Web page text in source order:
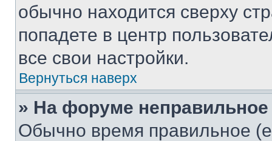
обычно находится сверху
попадете в центр
все свои настройки.
Вернуться наверх
» На форуме
Обычно время правильное